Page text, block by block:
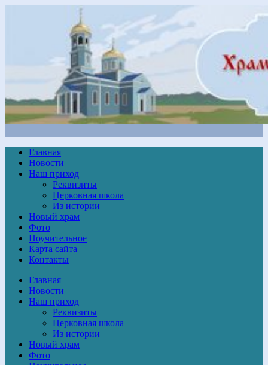
Главная
Новости
Наш приход
Реквизиты
Церковная школа
Из истории
Новый храм
Фото
Поучительное
Карта сайта
Контакты
Главная
Новости
Наш приход
Реквизиты
Церковная школа
Из истории
Новый храм
Фото